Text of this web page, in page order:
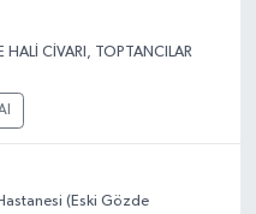
CİVARI, TOPTANCILAR
(Eski Gözde